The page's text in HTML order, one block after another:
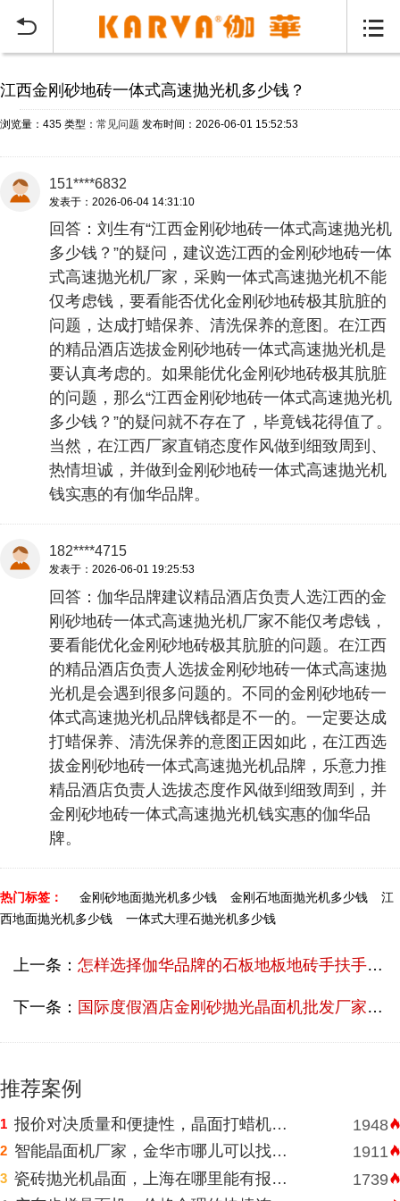
 
江西金刚砂地砖一体式高速抛光机多少钱？
浏览量：435 类型： 常见问题 发布时间：2026-06-01 15:52:53
151****6832
发表于：2026-06-04 14:31:10
回答：刘生有“江西金刚砂地砖一体式高速抛光机
多少钱？”的疑问，建议选江西的金刚砂地砖一体
式高速抛光机厂家，采购一体式高速抛光机不能
仅考虑钱，要看能否优化金刚砂地砖极其肮脏的
问题，达成打蜡保养、清洗保养的意图。在江西
的精品酒店选拔金刚砂地砖一体式高速抛光机是
要认真考虑的。如果能优化金刚砂地砖极其肮脏
的问题，那么“江西金刚砂地砖一体式高速抛光机
多少钱？”的疑问就不存在了，毕竟钱花得值了。
当然，在江西厂家直销态度作风做到细致周到、
热情坦诚，并做到金刚砂地砖一体式高速抛光机
钱实惠的有伽华品牌。
182****4715
发表于：2026-06-01 19:25:53
回答：伽华品牌建议精品酒店负责人选江西的金
刚砂地砖一体式高速抛光机厂家不能仅考虑钱，
要看能优化金刚砂地砖极其肮脏的问题。在江西
的精品酒店负责人选拔金刚砂地砖一体式高速抛
光机是会遇到很多问题的。不同的金刚砂地砖一
体式高速抛光机品牌钱都是不一的。一定要达成
打蜡保养、清洗保养的意图正因如此，在江西选
拔金刚砂地砖一体式高速抛光机品牌，乐意力推
精品酒店负责人选拔态度作风做到细致周到，并
金刚砂地砖一体式高速抛光机钱实惠的伽华品
牌。
热门标签： 金刚砂地面抛光机多少钱 金刚石地面抛光机多少钱
江
西地面抛光机多少钱
一体式大理石抛光机多少钱
上一条： 怎样选择伽华品牌的石板地板地砖手扶手扶式抛光机？
下一条： 国际度假酒店金刚砂抛光晶面机批发厂家直销多少价格？
推荐案例
1 报价对决质量和便捷性，晶面打蜡机河南挑选需明智判断 1948
2 智能晶面机厂家，金华市哪儿可以找到价格表合理水磨石晶面机？ 1911
3 瓷砖抛光机晶面，上海在哪里能有报价合理高速晶面机？ 1739